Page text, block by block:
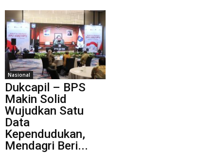
Nasional
Dukcapil – BPS
Makin Solid
Wujudkan Satu
Data
Kependudukan,
Mendagri Beri...